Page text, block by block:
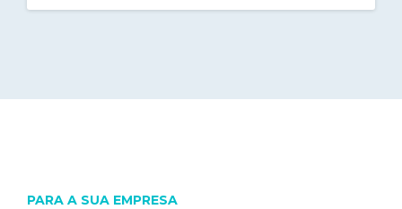
PARA A SUA EMPRESA